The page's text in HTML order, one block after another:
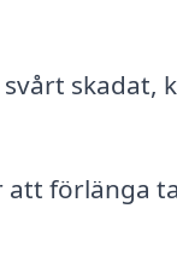
skadat,
förlänga